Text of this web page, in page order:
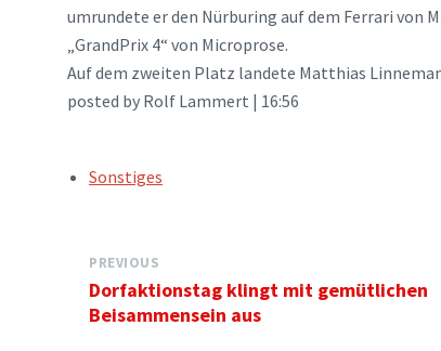
umrundete er den Nürburing auf dem Ferrari von
„GrandPrix 4“ von Microprose.
Auf dem zweiten Platz landete Matthias
posted by Rolf Lammert | 16:56
TAGS:Sonstiges
PREVIOUS
Dorfaktionstag klingt mit gemütlichen
Beisammensein aus